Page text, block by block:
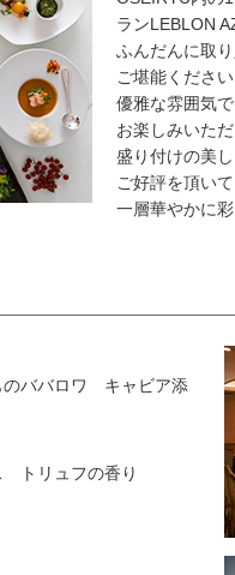
ランLEBLON
ふんだんに取
ご堪能ください
優雅な雰囲気
お楽しみいただ
盛り付けの美
ご好評を頂い
一層華やかに彩
ババロワ キャビア添
トリュフの香り